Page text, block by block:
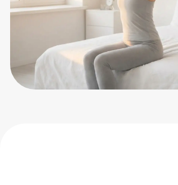
Логика подсказывает: полежал 8 часов
— отдохнул. На деле утренняя
скованность — один из самых частых
звоночков, что со спиной не всё в
порядке.
Причин обычно три, и чаще всего они
работают вместе.
Первая — дневная компрессия.За день